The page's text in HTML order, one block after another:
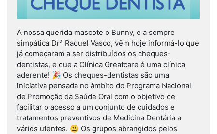
A nossa querida mascote o Bunny, e a sempre
simpática Drª Raquel Vasco, vêm hoje informá-lo que
já começaram a ser distribuídos os cheques-
dentistas, e que a Clínica Greatcare é uma clínica
aderente! 🎉 Os cheques-dentistas são uma
iniciativa pensada no âmbito do Programa Nacional
de Promoção da Saúde Oral com o objetivo de
facilitar o acesso a um conjunto de cuidados e
tratamentos preventivos de Medicina Dentária a
vários utentes. 😃 Os grupos abrangidos pelos